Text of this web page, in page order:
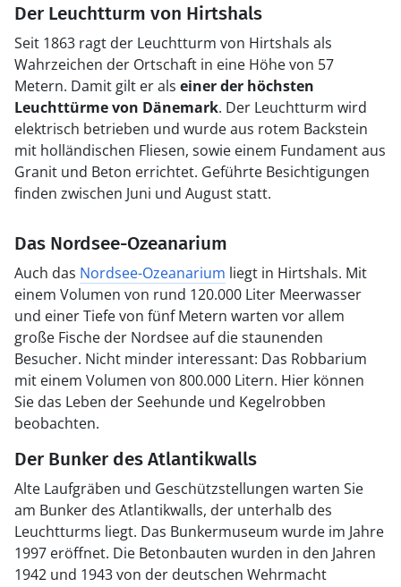
Der Leuchtturm von Hirtshals
Seit 1863 ragt der Leuchtturm von Hirtshals als
Wahrzeichen der Ortschaft in eine Höhe von 57
Metern. Damit gilt er als einer der höchsten
Leuchttürme von Dänemark. Der Leuchtturm wird
elektrisch betrieben und wurde aus rotem Backstein
mit holländischen Fliesen, sowie einem Fundament aus
Granit und Beton errichtet. Geführte Besichtigungen
finden zwischen Juni und August statt.
Das Nordsee-Ozeanarium
Auch das Nordsee-Ozeanarium liegt in Hirtshals. Mit
einem Volumen von rund 120.000 Liter Meerwasser
und einer Tiefe von fünf Metern warten vor allem
große Fische der Nordsee auf die staunenden
Besucher. Nicht minder interessant: Das Robbarium
mit einem Volumen von 800.000 Litern. Hier können
Sie das Leben der Seehunde und Kegelrobben
beobachten.
Der Bunker des Atlantikwalls
Alte Laufgräben und Geschützstellungen warten Sie
am Bunker des Atlantikwalls, der unterhalb des
Leuchtturms liegt. Das Bunkermuseum wurde im Jahre
1997 eröffnet. Die Betonbauten wurden in den Jahren
1942 und 1943 von der deutschen Wehrmacht